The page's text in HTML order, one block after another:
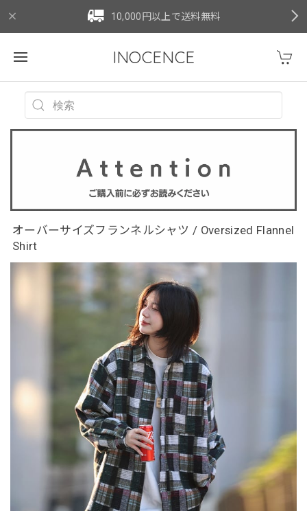
10,000円以上で送料無料
INOCENCE
オーバーサイズフランネルシャツ / Oversized Flannel
Shirt